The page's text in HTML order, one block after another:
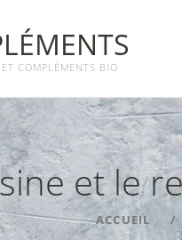
COMPLÉMENTS BIO
et le
ACCUEIL